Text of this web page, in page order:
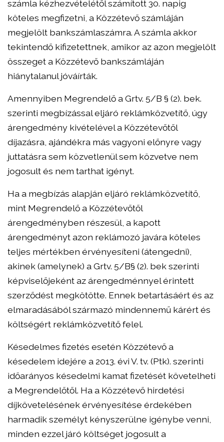
számla kézhezvételétől számított 30. napig
köteles megfizetni, a Közzétevő számláján
megjelölt bankszámlaszámra. A számla akkor
tekintendő kifizetettnek, amikor az azon megjelölt
összeget a Közzétevő bankszámláján
hiánytalanul jóváírták.
Amennyiben Megrendelő a Grtv. 5/B § (2). bek.
szerinti megbízással eljáró reklámközvetítő, úgy
árengedmény kivételével a Közzétevőtől
díjazásra, ajándékra más vagyoni előnyre vagy
juttatásra sem közvetlenül sem közvetve nem
jogosult és nem tarthat igényt.
Ha a megbízás alapján eljáró reklámközvetítő,
mint Megrendelő a Közzétevőtől
árengedményben részesül, a kapott
árengedményt azon reklámozó javára köteles
teljes mértékben érvényesíteni (átengedni),
akinek (amelynek) a Grtv. 5/B§ (2). bek szerinti
képviselőjeként az árengedménnyel érintett
szerződést megkötötte. Ennek betartásáért és az
elmaradásából származó mindennemű kárért és
költségért reklámközvetítő felel.
Késedelmes fizetés esetén Közzétevő a
késedelem idejére a 2013. évi V. tv. (Ptk). szerinti
időarányos késedelmi kamat fizetését követelheti
a Megrendelőtől. Ha a Közzétevő hirdetési
díjkövetelésének érvényesítése érdekében
harmadik személyt kényszerülne igénybe venni,
minden ezzel járó költséget jogosult a